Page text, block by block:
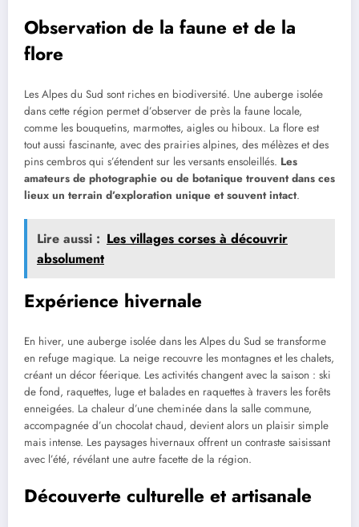
Observation de la faune et de la
flore
Les Alpes du Sud sont riches en biodiversité. Une auberge isolée
dans cette région permet d’observer de près la faune locale,
comme les bouquetins, marmottes, aigles ou hiboux. La flore est
tout aussi fascinante, avec des prairies alpines, des mélèzes et des
pins cembros qui s’étendent sur les versants ensoleillés. Les
amateurs de photographie ou de botanique trouvent dans ces
lieux un terrain d’exploration unique et souvent intact.
Lire aussi : Les villages corses à découvrir
absolument
Expérience hivernale
En hiver, une auberge isolée dans les Alpes du Sud se transforme
en refuge magique. La neige recouvre les montagnes et les chalets,
créant un décor féerique. Les activités changent avec la saison : ski
de fond, raquettes, luge et balades en raquettes à travers les forêts
enneigées. La chaleur d’une cheminée dans la salle commune,
accompagnée d’un chocolat chaud, devient alors un plaisir simple
mais intense. Les paysages hivernaux offrent un contraste saisissant
avec l’été, révélant une autre facette de la région.
Découverte culturelle et artisanale